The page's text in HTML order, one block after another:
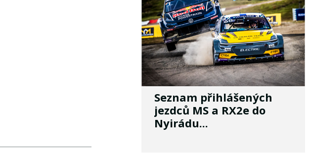
Seznam přihlášených
jezdců MS a RX2e do
Nyirádu...